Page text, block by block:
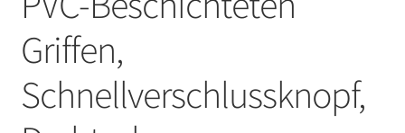
Griffen,
Schnellverschlussknopf,